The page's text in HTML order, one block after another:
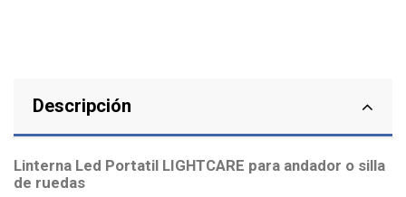
Descripción
Linterna Led Portatil LIGHTCARE para andador o silla
de ruedas